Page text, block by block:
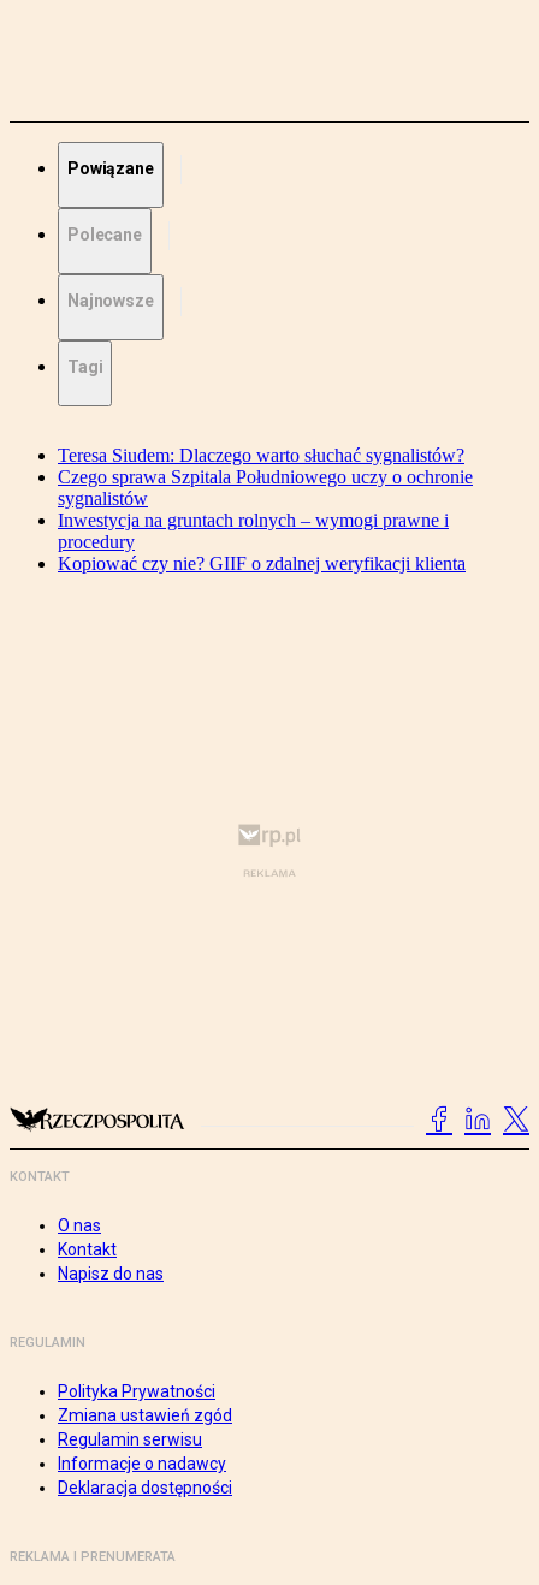
Powiązane
Polecane
Najnowsze
Tagi
Teresa Siudem: Dlaczego warto słuchać sygnalistów?
Czego sprawa Szpitala Południowego uczy o ochronie
sygnalistów
Inwestycja na gruntach rolnych – wymogi prawne i
procedury
Kopiować czy nie? GIIF o zdalnej weryfikacji klienta
KONTAKT
O nas
Kontakt
Napisz do nas
REGULAMIN
Polityka Prywatności
Zmiana ustawień zgód
Regulamin serwisu
Informacje o nadawcy
Deklaracja dostępności
REKLAMA I PRENUMERATA